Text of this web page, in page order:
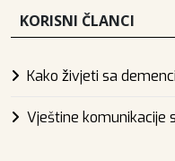
KORISNI ČLANCI
Kako živjeti sa
Vještine komunikacije